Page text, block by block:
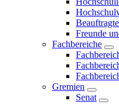
Freunde
Fachbereiche
Gremien
Senat